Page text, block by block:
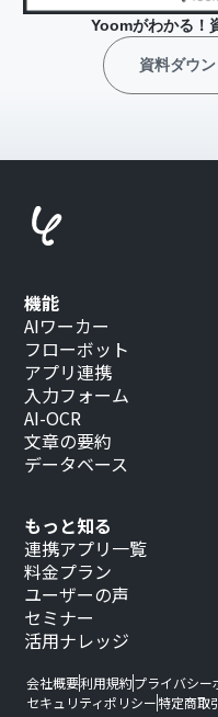
Yoomがわかる！
資料ダウ
もっと知る
連携アプリ一覧
料金プラン
ユーザーの声
セミナー
活用ナレッジ
機能
AIワーカー
フローボット
アプリ連携
入力フォーム
AI-OCR
文章の要約
データベース
会社概要利用規約プライバシー
セキュリティポリシー特定商取